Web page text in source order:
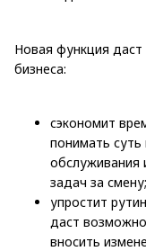
Новая функция
бизнеса:
сэкономит
понимать
обслуживания
задач за смену;
упростит
даст
вносить